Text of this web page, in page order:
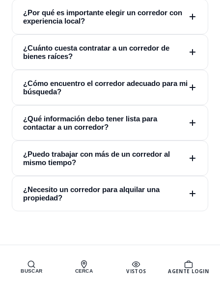
¿Por qué es importante elegir un corredor con
experiencia local?
¿Cuánto cuesta contratar a un corredor de
bienes raíces?
¿Cómo encuentro el corredor adecuado para mi
búsqueda?
¿Qué información debo tener lista para
contactar a un corredor?
¿Puedo trabajar con más de un corredor al
mismo tiempo?
¿Necesito un corredor para alquilar una
propiedad?
BUSCAR CERCA VISTOS AGENTE LOGIN